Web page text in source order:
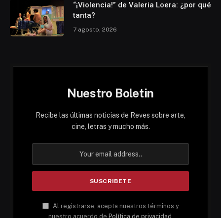
“¡Violencia!” de Valeria Loera: ¿por qué
tanta?
7 agosto, 2026
Nuestro Boletin
Recibe las últimas noticias de Reves sobre arte,
cine, letras y mucho más.
Al registrarse, acepta nuestros términos y
nuestro acuerdo de Política de privacidad